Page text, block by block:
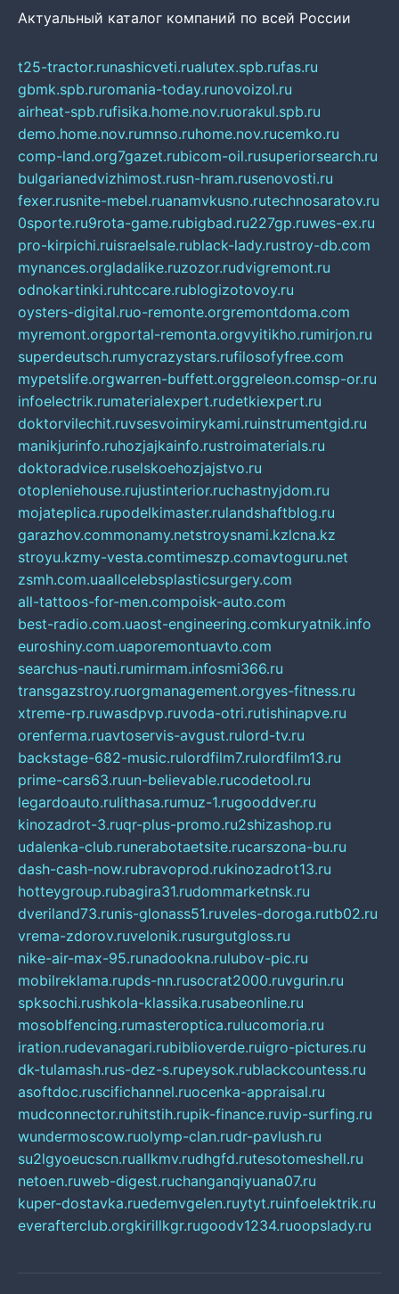
Актуальный каталог компаний по всей России
t25-tractor.runashicveti.rualutex.spb.rufas.ru
gbmk.spb.ruromania-today.runovoizol.ru
airheat-spb.rufisika.home.nov.ruorakul.spb.ru
demo.home.nov.rumnso.ruhome.nov.rucemko.ru
comp-land.org7gazet.rubicom-oil.rusuperiorsearch.ru
bulgarianedvizhimost.rusn-hram.rusenovosti.ru
fexer.rusnite-mebel.ruanamvkusno.rutechnosaratov.ru
0sporte.ru9rota-game.rubigbad.ru227gp.ruwes-ex.ru
pro-kirpichi.ruisraelsale.rublack-lady.rustroy-db.com
mynances.orgladalike.ruzozor.rudvigremont.ru
odnokartinki.ruhtccare.rublogizotovoy.ru
oysters-digital.ruo-remonte.orgremontdoma.com
myremont.orgportal-remonta.orgvyitikho.rumirjon.ru
superdeutsch.rumycrazystars.rufilosofyfree.com
mypetslife.orgwarren-buffett.orggreleon.comsp-or.ru
infoelectrik.rumaterialexpert.rudetkiexpert.ru
doktorvilechit.ruvsesvoimirykami.ruinstrumentgid.ru
manikjurinfo.ruhozjajkainfo.rustroimaterials.ru
doktoradvice.ruselskoehozjajstvo.ru
otopleniehouse.rujustinterior.ruchastnyjdom.ru
mojateplica.rupodelkimaster.rulandshaftblog.ru
garazhov.commonamy.netstroysnami.kzlcna.kz
stroyu.kzmy-vesta.comtimeszp.comavtoguru.net
zsmh.com.uaallcelebsplasticsurgery.com
all-tattoos-for-men.compoisk-auto.com
best-radio.com.uaost-engineering.comkuryatnik.info
euroshiny.com.uaporemontuavto.com
searchus-nauti.rumirmam.infosmi366.ru
transgazstroy.ruorgmanagement.orgyes-fitness.ru
xtreme-rp.ruwasdpvp.ruvoda-otri.rutishinapve.ru
orenferma.ruavtoservis-avgust.rulord-tv.ru
backstage-682-music.rulordfilm7.rulordfilm13.ru
prime-cars63.ruun-believable.rucodetool.ru
legardoauto.rulithasa.rumuz-1.rugooddver.ru
kinozadrot-3.ruqr-plus-promo.ru2shizashop.ru
udalenka-club.runerabotaetsite.rucarszona-bu.ru
dash-cash-now.rubravoprod.rukinozadrot13.ru
hotteygroup.rubagira31.rudommarketnsk.ru
dveriland73.runis-glonass51.ruveles-doroga.rutb02.ru
vrema-zdorov.ruvelonik.rusurgutgloss.ru
nike-air-max-95.runadookna.rulubov-pic.ru
mobilreklama.rupds-nn.rusocrat2000.ruvgurin.ru
spksochi.rushkola-klassika.rusabeonline.ru
mosoblfencing.rumasteroptica.rulucomoria.ru
iration.rudevanagari.rubiblioverde.ruigro-pictures.ru
dk-tulamash.rus-dez-s.rupeysok.rublackcountess.ru
asoftdoc.ruscifichannel.ruocenka-appraisal.ru
mudconnector.ruhitstih.rupik-finance.ruvip-surfing.ru
wundermoscow.ruolymp-clan.rudr-pavlush.ru
su2lgyoeucscn.ruallkmv.rudhgfd.rutesotomeshell.ru
netoen.ruweb-digest.ruchanganqiyuana07.ru
kuper-dostavka.ruedemvgelen.ruytyt.ruinfoelektrik.ru
everafterclub.orgkirillkgr.rugoodv1234.ruoopslady.ru